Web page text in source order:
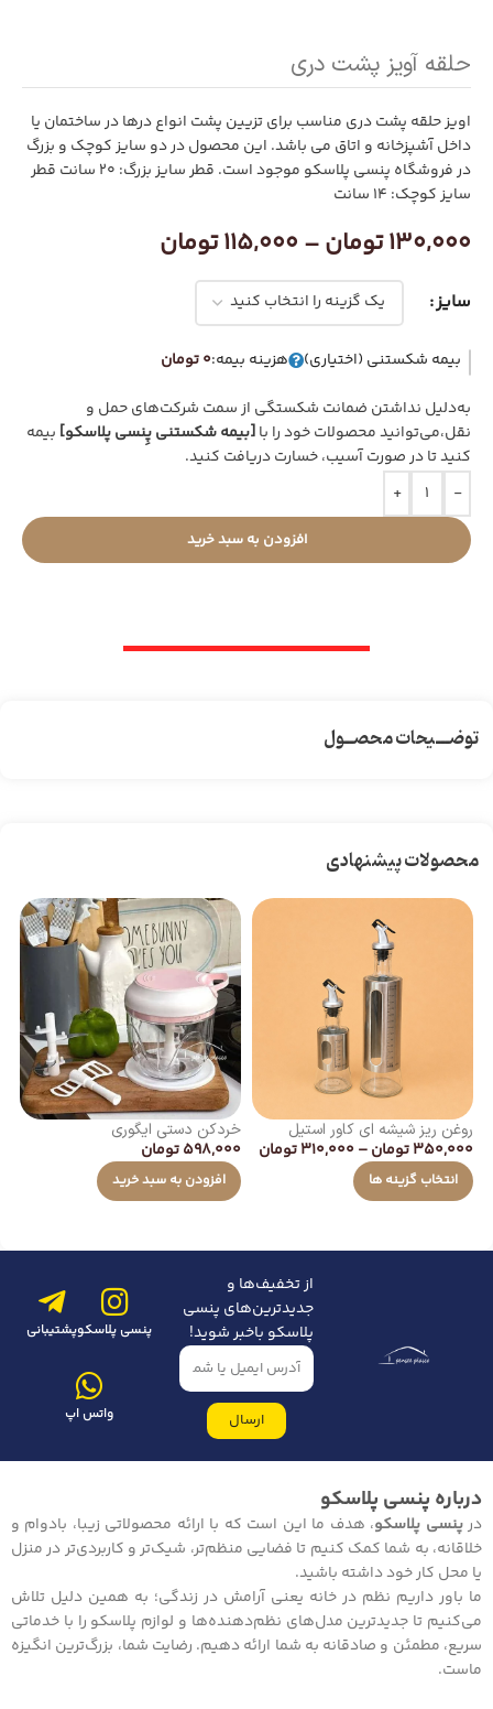
حلقه آویز پشت دری
اویز حلقه پشت دری مناسب برای تزیین پشت انواع درها در ساختمان یا
داخل آشپزخانه و اتاق می باشد. این محصول در دو سایز کوچک و بزرگ
در فروشگاه پنسی پلاسکو موجود است. قطر سایز بزرگ: 20 سانت قطر
سایز کوچک: 14 سانت
130,000تومان–
115,000تومان
سایز
به‌دلیل نداشتن ضمانت شکستگی از سمت شرکت‌های حمل و
نقل،می‌توانید محصولات خود را با[بیمه شکستنی پِنسی پلاسکو] بیمه
کنید تا در صورت آسیب، خسارت دریافت کنید.
بیمه شکستنی (اختیاری) هزینه بیمه:0 تومان
-
+
افزودن به سبد خرید
توضـــیحات محصــول
محصولات پیشنهادی
روغن ریز شیشه ای کاور استیل
350,000تومان–
310,000تومان
انتخاب گزینه ها
خردکن دستی ایگوری
598,000تومان
افزودن به سبد خرید
از تخفیف‌ها و
جدیدترین‌های پنسی
پلاسکو باخبر شوید!
ارسال
پنسی پلاسکوپشتیبانی
واتس اپ
درباره پنسی پلاسکو
درپنسی پلاسکو، هدف ما این است که با ارائه محصولاتی زیبا، بادوام و
خلاقانه، به شما کمک کنیم تا فضایی منظم‌تر، شیک‌تر و کاربردی‌تر در منزل
یا محل کار خود داشته باشید.
ما باور داریم نظم در خانه یعنی آرامش در زندگی؛ به همین دلیل تلاش
می‌کنیم تا جدیدترین مدل‌های نظم‌دهنده‌ها و لوازم پلاسکو را با خدماتی
سریع، مطمئن و صادقانه به شما ارائه دهیم. رضایت شما، بزرگ‌ترین انگیزه
ماست.